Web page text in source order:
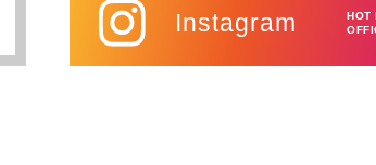
Instagram
HOT